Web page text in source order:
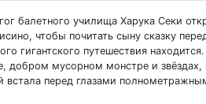
балетного училища Харука Секи
чтобы почитать сыну сказку
гигантского путешествия
добром мусорном монстре и звёздах,
встала перед глазами